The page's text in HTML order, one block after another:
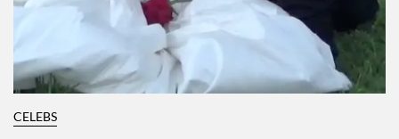
CELEBS